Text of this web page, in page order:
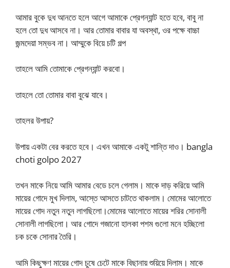
আমার বুকে দুধ আনতে হলে আগে আমাকে প্রেগন্যান্ট হতে হবে, বাবু না
হলে তো দুধ আসবে না। আর তোমার বাবার যা অবস্থা, ওর পক্ষে বাচ্চা
জন্মদেয়া সম্ভব না। আম্মুকে বিয়ে চটি গল্প
তাহলে আমি তোমাকে প্রেগন্যান্ট করবো।
তাহলে তো তোমার বাবা বুঝে যাবে।
তাহলর উপায়?
উপায় একটা বের করতে হবে। এখন আমাকে একটু শান্তি দাও। bangla
choti golpo 2027
তখন মাকে নিয়ে আমি আমার বেডে চলে গেলাম। মাকে দাড় করিয়ে আমি
মায়ের গোদে মুখ দিলাম, আস্তে আসতে চাটতে থাকলাম। মোমের আলোতে
মায়ের গোদ নতুন নতুন লাগছিলো।মোমের আলোতে মায়ের শরির সোনালী
সোনালী লাগছিলো। আর গোদে গজানো হালকা পশম গুলো মনে হচ্ছিলো
চক চকে সোনার তৈরি।
আমি কিছুক্ষণ মায়ের গোদ চুষে চেটে মাকে বিছানায় শুয়িয়ে দিলাম। মাকে